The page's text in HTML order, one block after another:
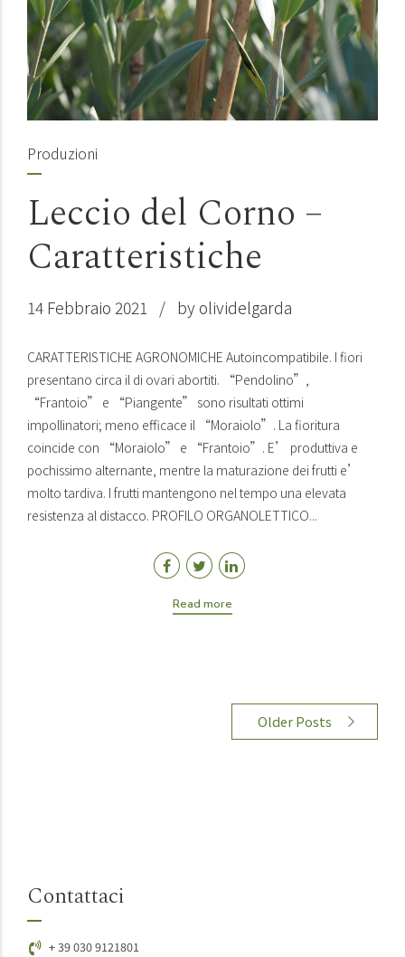
Produzioni
Leccio del Corno –
Caratteristiche
14 Febbraio 2021 by olividelgarda
CARATTERISTICHE AGRONOMICHE Autoincompatibile. I fiori
presentano circa il di ovari abortiti. “Pendolino”,
“Frantoio” e “Piangente” sono risultati ottimi
impollinatori; meno efficace il “Moraiolo”. La fioritura
coincide con “Moraiolo” e “Frantoio”. E’ produttiva e
pochissimo alternante, mentre la maturazione dei frutti e’
molto tardiva. I frutti mantengono nel tempo una elevata
resistenza al distacco. PROFILO ORGANOLETTICO...
Read more
Older Posts
Contattaci
+ 39 030 9121801